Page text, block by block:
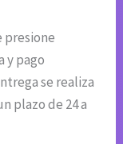
presione
y pago
se realiza
plazo de 24 a